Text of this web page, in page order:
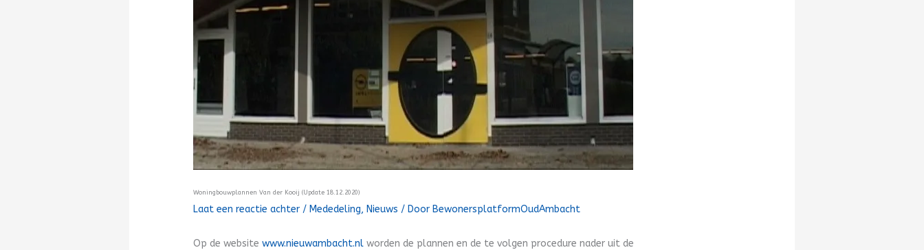
Woningbouwplannen Van der Kooij (Update 18.12.2020)
Laat een reactie achter / Mededeling, Nieuws / Door BewonersplatformOudAmbacht
Op de websitewww.nieuwambacht.nl worden de plannen en de te volgen procedure nader uit de